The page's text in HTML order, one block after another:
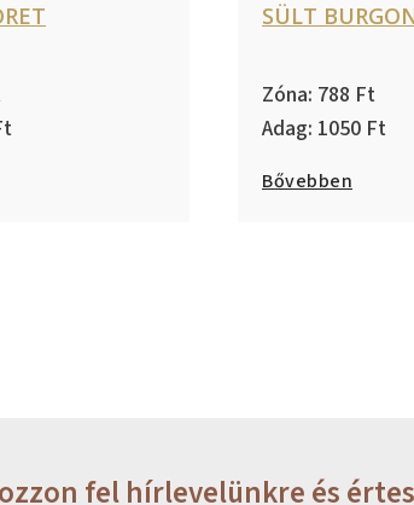
SÜLT
788
1050
Bővebben
fel hírlevelünkre és